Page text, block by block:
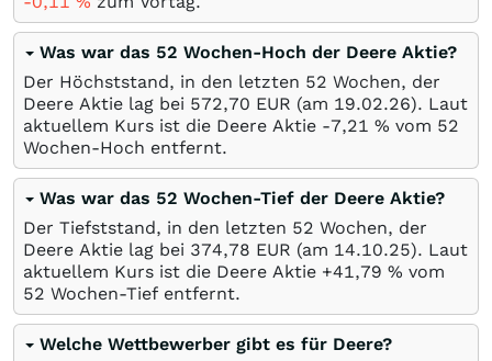
Was war das 52 Wochen-Hoch der Deere Aktie?
Der Höchststand, in den letzten 52 Wochen, der
Deere Aktie lag bei 572,70 EUR (am 19.02.26). Laut
aktuellem Kurs ist die Deere Aktie -7,21 % vom 52
Wochen-Hoch entfernt.
Was war das 52 Wochen-Tief der Deere Aktie?
Der Tiefststand, in den letzten 52 Wochen, der
Deere Aktie lag bei 374,78 EUR (am 14.10.25). Laut
aktuellem Kurs ist die Deere Aktie +41,79 % vom
52 Wochen-Tief entfernt.
Welche Wettbewerber gibt es für Deere?